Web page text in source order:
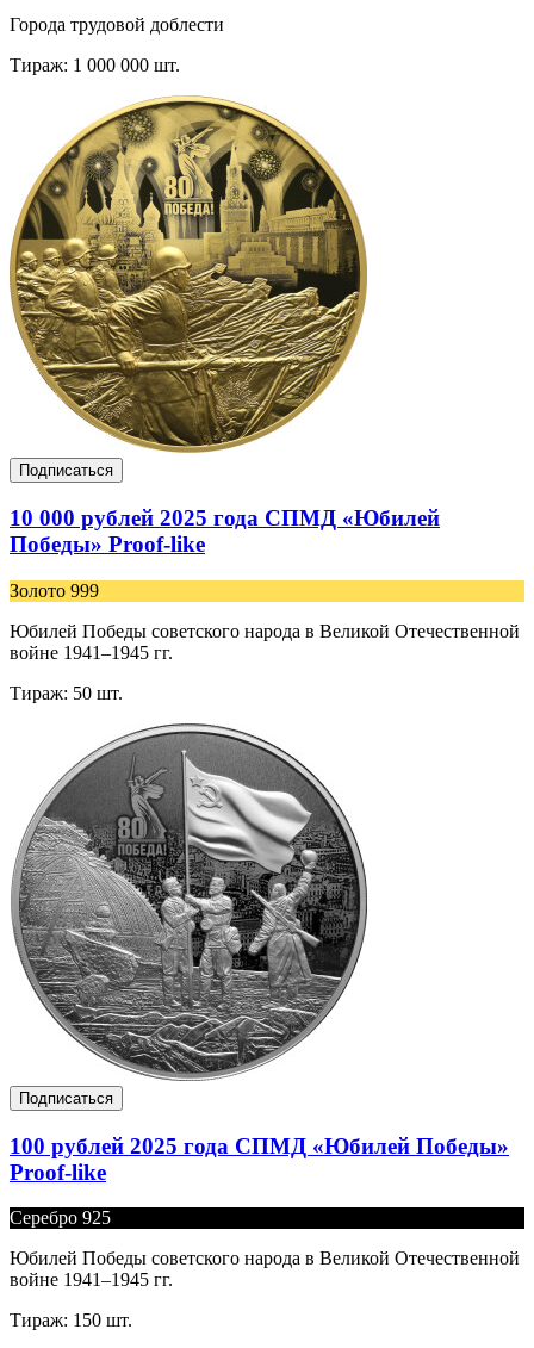
Города трудовой доблести
Тираж: 1 000 000 шт.
Подписаться
10 000 рублей 2025 года СПМД «Юбилей
Победы» Proof-like
Золото 999
Юбилей Победы советского народа в Великой Отечественной
войне 1941–1945 гг.
Тираж: 50 шт.
Подписаться
100 рублей 2025 года СПМД «Юбилей Победы»
Proof-like
Серебро 925
Юбилей Победы советского народа в Великой Отечественной
войне 1941–1945 гг.
Тираж: 150 шт.